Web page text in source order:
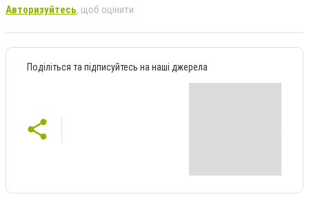
Авторизуйтесь, щоб оцінити
Поділіться та підписуйтесь на наші джерела